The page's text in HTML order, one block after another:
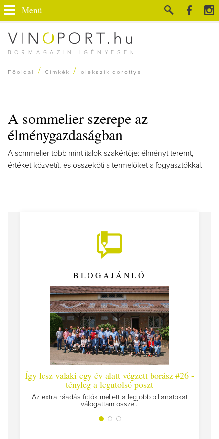
BORMAGAZIN IGÉNYESEN
Menü
Főoldal / Címkék / olekszik dorottya
A sommelier szerepe az
élménygazdaságban
A sommelier több mint italok szakértője: élményt teremt,
értéket közvetít, és összeköti a termelőket a fogyasztókkal.
BLOGAJÁNLÓ
Így lesz valaki egy év alatt végzett borász #26 -
tényleg a legutolsó poszt
Az extra ráadás fotók mellett a legjobb pillanatokat
válogattam össze...